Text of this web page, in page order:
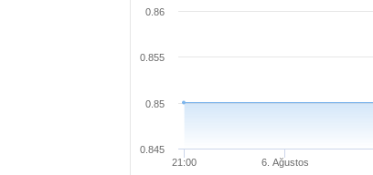
21:00 6. Ağustos
0.845
0.85
0.855
0.86